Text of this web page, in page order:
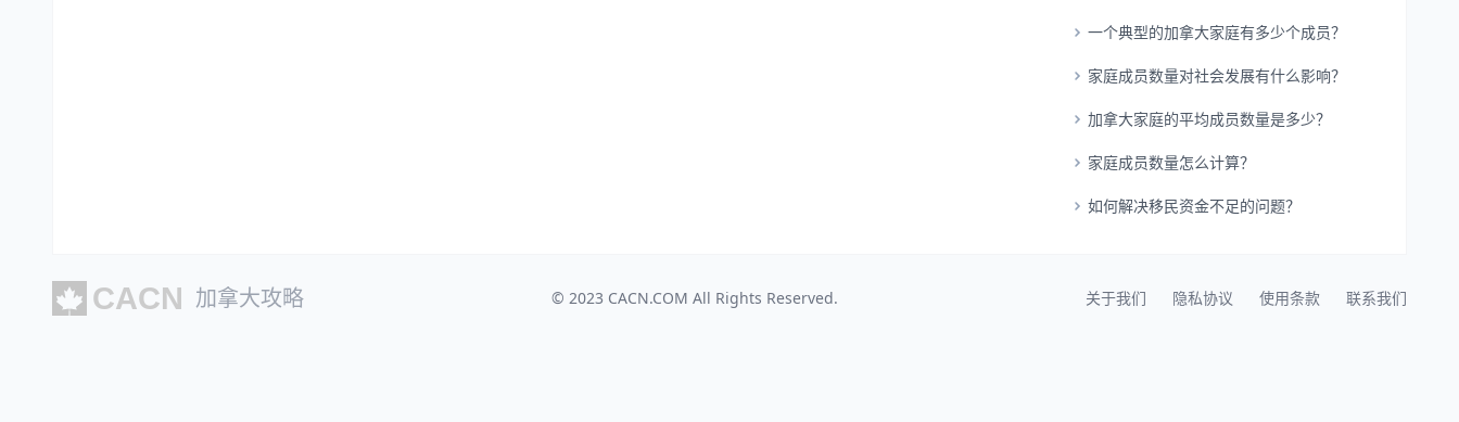
一个典型的加拿大家庭有多少个成员？
家庭成员数量对社会发展有什么影响？
加拿大家庭的平均成员数量是多少？
家庭成员数量怎么计算？
如何解决移民资金不足的问题？
加拿大攻略 关于我们 隐私协议 使用条款 联系我们
© 2023 CACN.COM All Rights Reserved.